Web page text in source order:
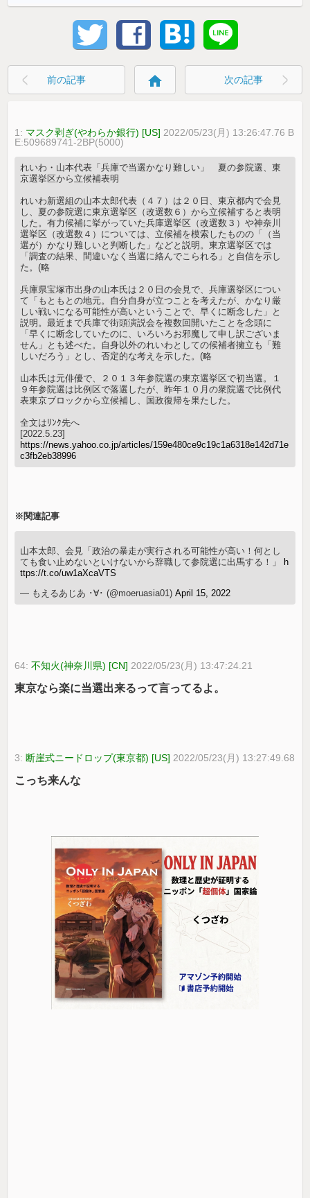
前の記事 home 次の記事
1: マスク剥ぎ(やわらか銀行) [US] 2022/05/23(月) 13:26:47.76 B
E:509689741-2BP(5000)
れいわ・山本代表「兵庫で当選かなり難しい」 夏の参院選、東
京選挙区から立候補表明
れいわ新選組の山本太郎代表（４７）は２０日、東京都内で会見
し、夏の参院選に東京選挙区（改選数６）から立候補すると表明
した。有力候補に挙がっていた兵庫選挙区（改選数３）や神奈川
選挙区（改選数４）については、立候補を模索したものの「（当
選が）かなり難しいと判断した」などと説明。東京選挙区では
「調査の結果、間違いなく当選に絡んでこられる」と自信を示し
た。(略
兵庫県宝塚市出身の山本氏は２０日の会見で、兵庫選挙区につい
て「もともとの地元。自分自身が立つことを考えたが、かなり厳
しい戦いになる可能性が高いということで、早くに断念した」と
説明。最近まで兵庫で街頭演説会を複数回開いたことを念頭に
「早くに断念していたのに、いろいろお邪魔して申し訳ございま
せん」とも述べた。自身以外のれいわとしての候補者擁立も「難
しいだろう」とし、否定的な考えを示した。(略
山本氏は元俳優で、２０１３年参院選の東京選挙区で初当選。１
９年参院選は比例区で落選したが、昨年１０月の衆院選で比例代
表東京ブロックから立候補し、国政復帰を果たした。
全文はﾘﾝｸ先へ
[2022.5.23]
https://news.yahoo.co.jp/articles/159e480ce9c19c1a6318e142d71e
c3fb2eb38996
※関連記事
山本太郎、会見「政治の暴走が実行される可能性が高い！何とし
ても食い止めないといけないから辞職して参院選に出馬する！」
h
ttps://t.co/uw1aXcaVTS
— もえるあじあ ･∀･ (@moeruasia01)April 15, 2022
64:不知火(神奈川県) [CN] 2022/05/23(月) 13:47:24.21
東京なら楽に当選出来るって言ってるよ。
3: 断崖式ニードロップ(東京都) [US] 2022/05/23(月) 13:27:49.68
こっち来んな